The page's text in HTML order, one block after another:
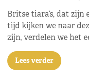
Britse tiara’s, dat zijn
tijd kijken we naar
zijn, verdelen we het
Lees verder